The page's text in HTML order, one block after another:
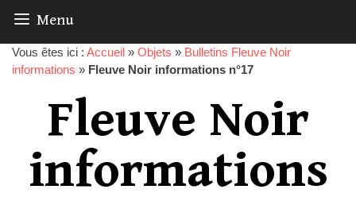
Menu
Vous êtes ici : Accueil » Objets » Bulletins Fleuve Noir
informations » Fleuve Noir informations n°17
Fleuve Noir
informations